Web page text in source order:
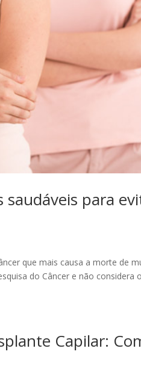
para
que mais causa a morte de
do Câncer e não considera
Capilar: